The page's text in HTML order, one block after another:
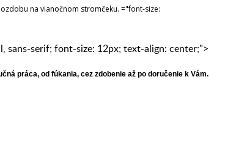
na vianočnom stromčeku. ="font-size:
sans-serif; font-size: 12px; text-align: center;">
práca, od fúkania, cez zdobenie až po doručenie k Vám.